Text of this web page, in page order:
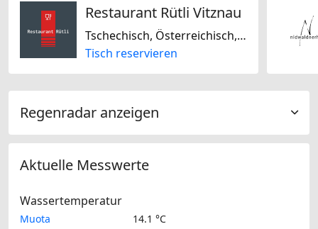
Restaurant Rütli Vitznau
Tschechisch, Österreichisch, Schweizerisch, International, Europäisch, Deutsch
Tisch reservieren
Regenradar anzeigen
Aktuelle Messwerte
Wassertemperatur
Muota 14.1 °C